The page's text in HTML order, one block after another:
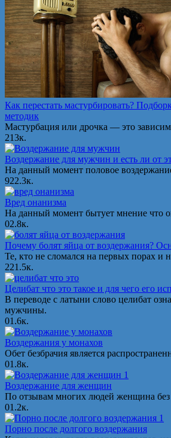
Как перестать мастурбировать?
методик
Мастурбация или дрочка — это
213к.
Воздержание для мужчин и есть ли от
На данный момент половое
922.3к.
Вред онанизма
На данный момент бытует мнение что
02.8к.
Почему болят яйца от воздержания?
Те, кто не сломался на первых порах и
221.5к.
Целибат что это такое и для чего его
В переводе с латыни слово целибат
мужчины.
01.6к.
Воздержания у монахов
Обет безбрачия является
01.8к.
Воздержание для женщин
По отзывам многих людей женщина без
01.2к.
Порно после долгого воздержания